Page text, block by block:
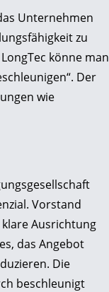
Unternehmen
zu
könne man
Der
wie
Vorstand
Ausrichtung
das Angebot
Die
beschleunigt